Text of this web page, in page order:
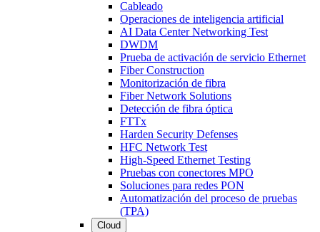
Cableado
Operaciones de inteligencia artificial
AI Data Center Networking Test
DWDM
Prueba de activación de servicio Ethernet
Fiber Construction
Monitorización de fibra
Fiber Network Solutions
Detección de fibra óptica
FTTx
Harden Security Defenses
HFC Network Test
High-Speed Ethernet Testing
Pruebas con conectores MPO
Soluciones para redes PON
Automatización del proceso de pruebas
(TPA)
Cloud